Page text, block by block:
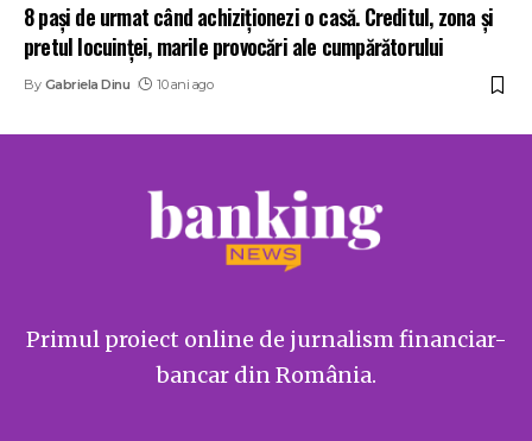
8 paşi de urmat când achiziţionezi o casă. Creditul, zona şi
pretul locuinţei, marile provocări ale cumpărătorului
By Gabriela Dinu 10 ani ago
Primul proiect online de jurnalism financiar-
bancar din România.